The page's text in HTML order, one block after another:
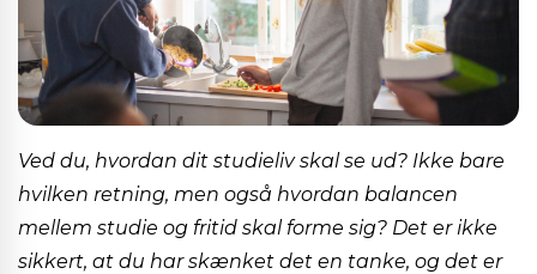
Ved du, hvordan dit studieliv skal se ud? Ikke bare
hvilken retning, men også hvordan balancen
mellem studie og fritid skal forme sig? Det er ikke
sikkert, at du har skænket det en tanke, og det er